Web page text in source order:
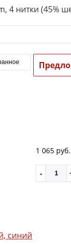
нитки (45%
1 065 руб.
синий